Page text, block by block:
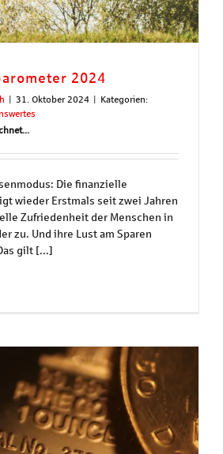
2024
| 31. Oktober 2024 | Kategorien:
Die finanzielle
wieder Erstmals seit zwei Jahren
Zufriedenheit der Menschen in
zu. Und ihre Lust am Sparen
gilt [...]